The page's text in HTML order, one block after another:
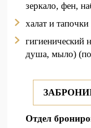
зеркало, фен,
халат и тапочки
гигиенический
душа, мыло)
Отдел